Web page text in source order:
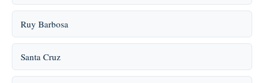
Ruy Barbosa
Santa Cruz